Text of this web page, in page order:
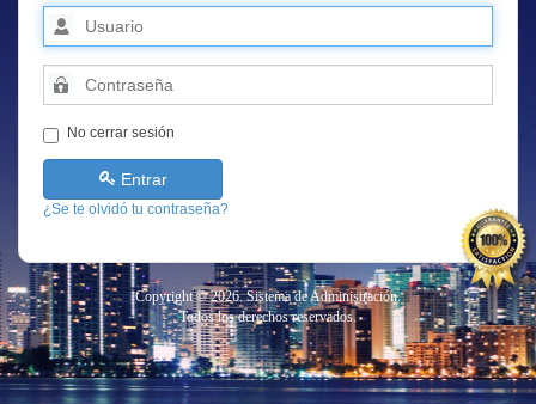
No cerrar sesión
Entrar
¿Se te olvidó tu contraseña?
Copyright © 2026. Sistema de Administración.
Todos los derechos reservados.